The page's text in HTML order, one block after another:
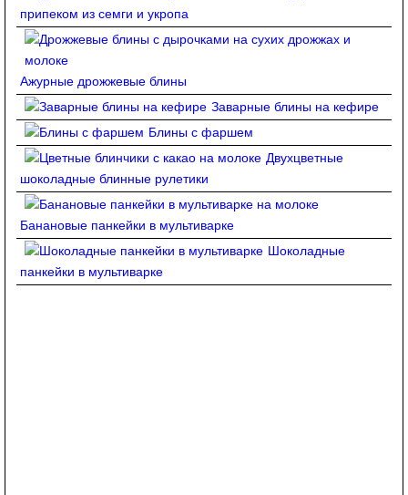
припеком из семги и укропа
Ажурные дрожжевые блины
Заварные блины на кефире
Блины с фаршем
Двухцветные
шоколадные блинные рулетики
Банановые панкейки в мультиварке
Шоколадные
панкейки в мультиварке